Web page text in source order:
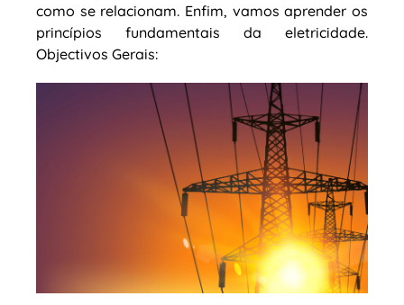
como se relacionam. Enfim, vamos aprender os
princípios fundamentais da eletricidade.
Objectivos Gerais: